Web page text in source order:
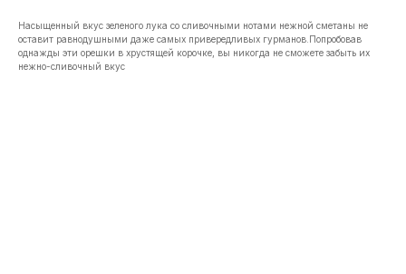
Насыщенный вкус зеленого лука со сливочными нотами нежной сметаны не
оставит равнодушными даже самых привередливых гурманов.Попробовав
однажды эти орешки в хрустящей корочке, вы никогда не сможете забыть их
нежно-сливочный вкус